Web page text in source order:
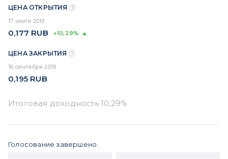
ЦЕНА ОТКРЫТИЯ
17 июля 2019
0,177 RUB +10,29%
ЦЕНА ЗАКРЫТИЯ
16 сентября 2019
0,195 RUB
Голосование завершено.